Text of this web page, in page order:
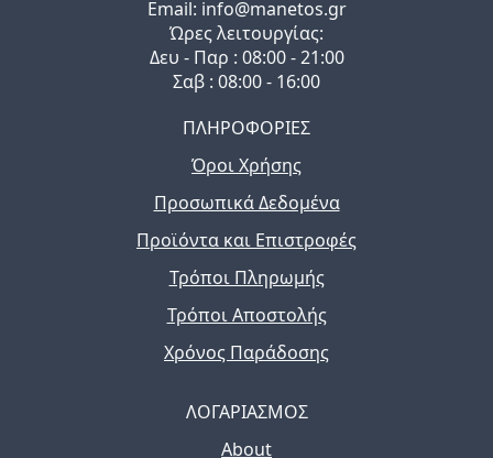
Email: info@manetos.gr
Ώρες λειτουργίας:
Δευ - Παρ : 08:00 - 21:00
Σαβ : 08:00 - 16:00
ΠΛΗΡΟΦΟΡΙΕΣ
Όροι Χρήσης
Προσωπικά Δεδομένα
Προϊόντα και Επιστροφές
Τρόποι Πληρωμής
Τρόποι Αποστολής
Χρόνος Παράδοσης
ΛΟΓΑΡΙΑΣΜΟΣ
About